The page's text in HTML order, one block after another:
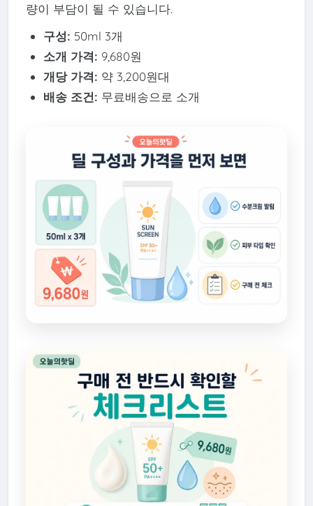
량이 부담이 될 수 있습니다.
구성: 50ml 3개
소개 가격: 9,680원
개당 가격: 약 3,200원대
배송 조건: 무료배송으로 소개